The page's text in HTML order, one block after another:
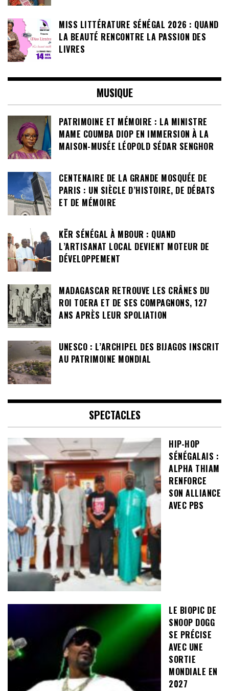
MISS LITTÉRATURE SÉNÉGAL 2026 : QUAND
LA BEAUTÉ RENCONTRE LA PASSION DES
LIVRES
MUSIQUE
PATRIMOINE ET MÉMOIRE : LA MINISTRE
MAME COUMBA DIOP EN IMMERSION À LA
MAISON-MUSÉE LÉOPOLD SÉDAR SENGHOR
CENTENAIRE DE LA GRANDE MOSQUÉE DE
PARIS : UN SIÈCLE D’HISTOIRE, DE DÉBATS
ET DE MÉMOIRE
KËR SÉNÉGAL À MBOUR : QUAND
L’ARTISANAT LOCAL DEVIENT MOTEUR DE
DÉVELOPPEMENT
MADAGASCAR RETROUVE LES CRÂNES DU
ROI TOERA ET DE SES COMPAGNONS, 127
ANS APRÈS LEUR SPOLIATION
UNESCO : L’ARCHIPEL DES BIJAGOS INSCRIT
AU PATRIMOINE MONDIAL
SPECTACLES
HIP-HOP
SÉNÉGALAIS :
ALPHA THIAM
RENFORCE
SON ALLIANCE
AVEC PBS
LE BIOPIC DE
SNOOP DOGG
SE PRÉCISE
AVEC UNE
SORTIE
MONDIALE EN
2027